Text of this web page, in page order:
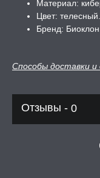
Материал:
Цвет: телесный.
Бренд: Биоклон.
Способы доставки
Отзывы - 0